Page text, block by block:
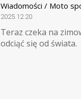
Wiadomości / Moto
2025.12.20
Teraz czeka na
odciąć się od świata.